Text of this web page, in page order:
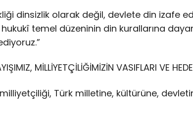
dinsizlik olarak değil, devlete din izafe
temel düzeninin din kurallarına
MİLLİYETÇİLİĞİMİZİN VASIFLARI VE
Türk milletine, kültürüne,